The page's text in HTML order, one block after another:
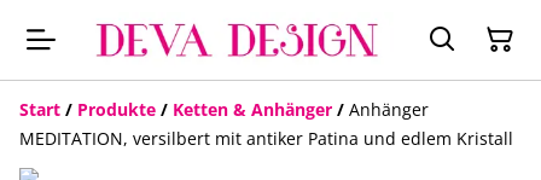
Start / Produkte / Ketten & Anhänger / Anhänger
MEDITATION, versilbert mit antiker Patina und edlem Kristall